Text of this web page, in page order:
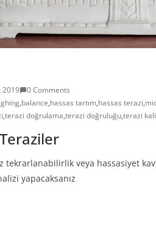
2019
0 Comments
,balance,hassas tartım,hassas terazi,
,terazi doğrulama,terazi doğruluğu,terazi
tekrarlanabilirlik veya hassasiyet
yapacaksanız